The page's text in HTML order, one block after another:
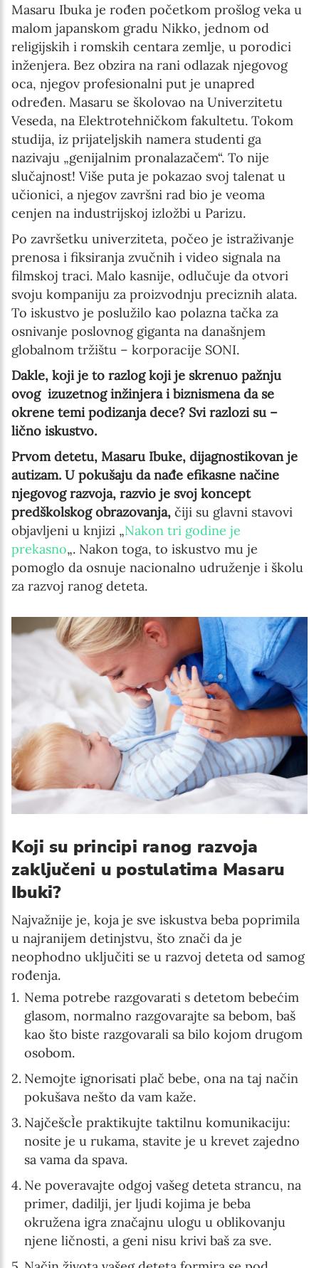
Masaru Ibuka je rođen početkom prošlog veka u
malom japanskom gradu Nikko, jednom od
religijskih i romskih centara zemlje, u porodici
inženjera. Bez obzira na rani odlazak njegovog
oca, njegov profesionalni put je unapred
određen. Masaru se školovao na Univerzitetu
Veseda, na Elektrotehničkom fakultetu. Tokom
studija, iz prijateljskih namera studenti ga
nazivaju „genijalnim pronalazačem“. To nije
slučajnost! Više puta je pokazao svoj talenat u
učionici, a njegov završni rad bio je veoma
cenjen na industrijskoj izložbi u Parizu.
Po završetku univerziteta, počeo je istraživanje
prenosa i fiksiranja zvučnih i video signala na
filmskoj traci. Malo kasnije, odlučuje da otvori
svoju kompaniju za proizvodnju preciznih alata.
To iskustvo je poslužilo kao polazna tačka za
osnivanje poslovnog giganta na današnjem
globalnom tržištu – korporacije SONI.
Dakle, koji je to razlog koji je skrenuo pažnju
ovog izuzetnog inžinjera i biznismena da se
okrene temi podizanja dece? Svi razlozi su –
lično iskustvo.
Prvom detetu, Masaru Ibuke, dijagnostikovan je
autizam. U pokušaju da nađe efikasne načine
njegovog razvoja, razvio je svoj koncept
predškolskog obrazovanja, čiji su glavni stavovi
objavljeni u knjizi „Nakon tri godine je
prekasno„. Nakon toga, to iskustvo mu je
pomoglo da osnuje nacionalno udruženje i školu
za razvoj ranog deteta.
Koji su principi ranog razvoja
zaključeni u postulatima Masaru
Ibuki?
Najvažnije je, koja je sve iskustva beba poprimila
u najranijem detinjstvu, što znači da je
neophodno uključiti se u razvoj deteta od samog
rođenja.
Nema potrebe razgovarati s detetom bebećim
glasom, normalno razgovarajte sa bebom, baš
kao što biste razgovarali sa bilo kojom drugom
osobom.
Nemojte ignorisati plač bebe, ona na taj način
pokušava nešto da vam kaže.
NajčešcÌe praktikujte taktilnu komunikaciju:
nosite je u rukama, stavite je u krevet zajedno
sa vama da spava.
Ne poveravajte odgoj vašeg deteta strancu, na
primer, dadilji, jer ljudi kojima je beba
okružena igra značajnu ulogu u oblikovanju
njene ličnosti, a geni nisu krivi baš za sve.